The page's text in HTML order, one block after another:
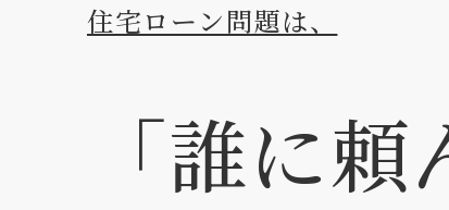
住宅ローン問題は、
「誰に